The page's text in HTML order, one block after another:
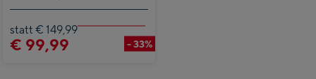
statt € 149,99
€ 99,99 - 33%